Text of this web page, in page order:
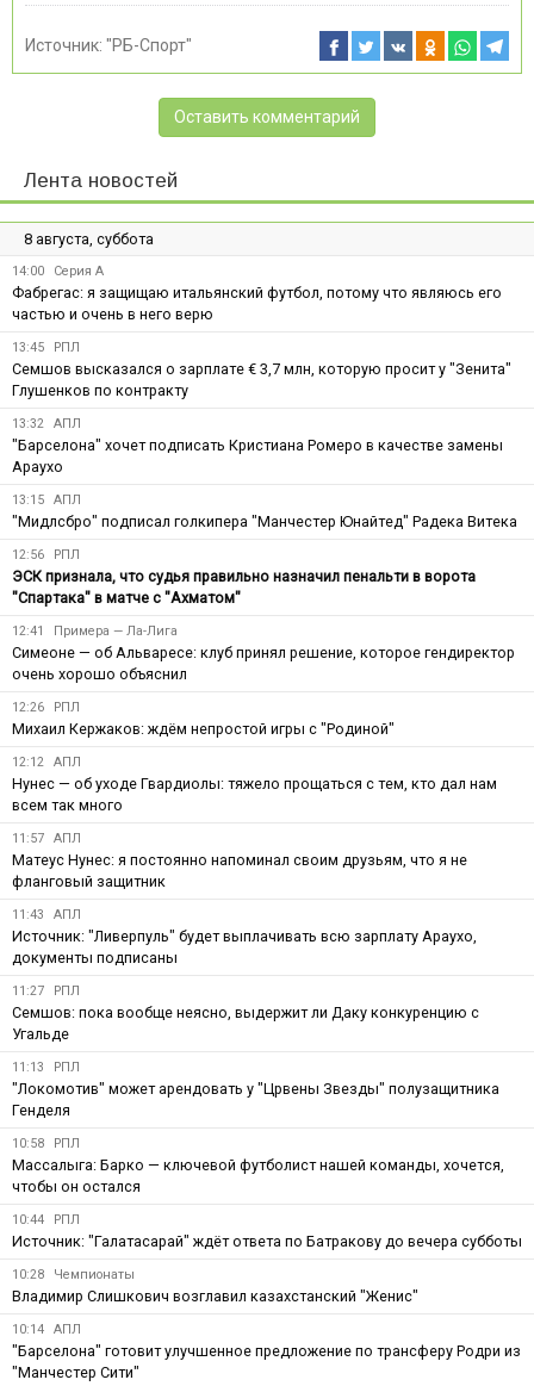
Источник: "РБ-Спорт"
Оставить комментарий
Лента новостей
8 августа, суббота
14:00 Серия А
Фабрегас: я защищаю итальянский футбол, потому что являюсь его
частью и очень в него верю
13:45 РПЛ
Семшов высказался о зарплате € 3,7 млн, которую просит у "Зенита"
Глушенков по контракту
13:32 АПЛ
"Барселона" хочет подписать Кристиана Ромеро в качестве замены
Араухо
13:15 АПЛ
"Мидлсбро" подписал голкипера "Манчестер Юнайтед" Радека Витека
12:56 РПЛ
ЭСК признала, что судья правильно назначил пенальти в ворота
"Спартака" в матче с "Ахматом"
12:41 Примера — Ла-Лига
Симеоне — об Альваресе: клуб принял решение, которое гендиректор
очень хорошо объяснил
12:26 РПЛ
Михаил Кержаков: ждём непростой игры с "Родиной"
12:12 АПЛ
Нунес — об уходе Гвардиолы: тяжело прощаться с тем, кто дал нам
всем так много
11:57 АПЛ
Матеус Нунес: я постоянно напоминал своим друзьям, что я не
фланговый защитник
11:43 АПЛ
Источник: "Ливерпуль" будет выплачивать всю зарплату Араухо,
документы подписаны
11:27 РПЛ
Семшов: пока вообще неясно, выдержит ли Даку конкуренцию с
Угальде
11:13 РПЛ
"Локомотив" может арендовать у "Црвены Звезды" полузащитника
Генделя
10:58 РПЛ
Массалыга: Барко — ключевой футболист нашей команды, хочется,
чтобы он остался
10:44 РПЛ
Источник: "Галатасарай" ждёт ответа по Батракову до вечера субботы
10:28 Чемпионаты
Владимир Слишкович возглавил казахстанский "Женис"
10:14 АПЛ
"Барселона" готовит улучшенное предложение по трансферу Родри из
"Манчестер Сити"